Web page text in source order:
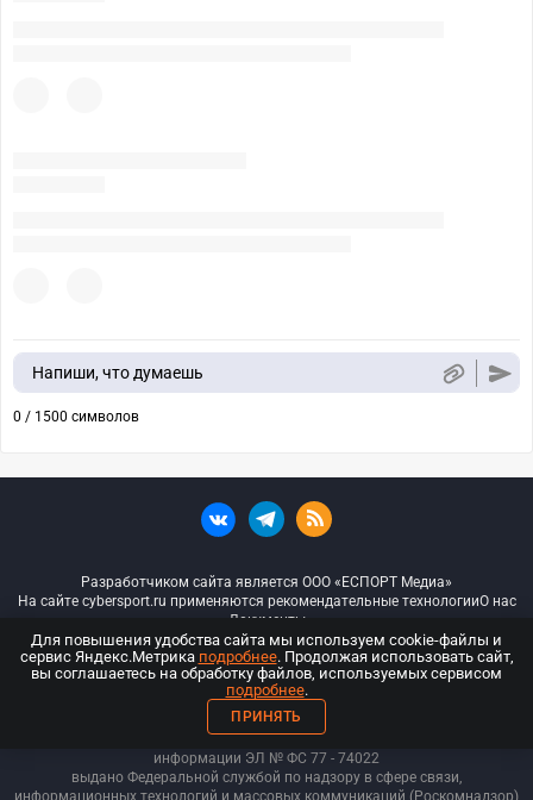
Напиши, что думаешь
0 / 1500 символов
Разработчиком сайта является ООО «ЕСПОРТ Медиа»
На сайте cybersport.ru применяются рекомендательные технологииО нас
Документы
© ООО «Киберспорт.ру» — Все права защищены
18+
ООО «Киберспорт.ру». Свидетельство о регистрации средств массовой
информации ЭЛ № ФС 77 - 74022
выдано Федеральной службой по надзору в сфере связи,
информационных технологий и массовых коммуникаций (Роскомнадзор)
Для повышения удобства сайта мы используем cookie-файлы и
сервис Яндекс.Метрика подробнее. Продолжая использовать сайт,
вы соглашаетесь на обработку файлов, используемых сервисом
подробнее.
ПРИНЯТЬ